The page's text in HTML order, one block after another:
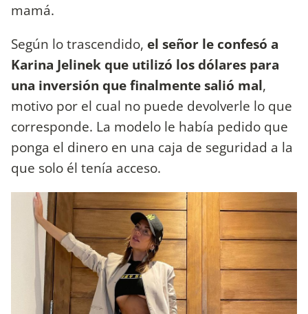
mamá.
Según lo trascendido, el señor le confesó a
Karina Jelinek que utilizó los dólares para
una inversión que finalmente salió mal,
motivo por el cual no puede devolverle lo que
corresponde. La modelo le había pedido que
ponga el dinero en una caja de seguridad a la
que solo él tenía acceso.